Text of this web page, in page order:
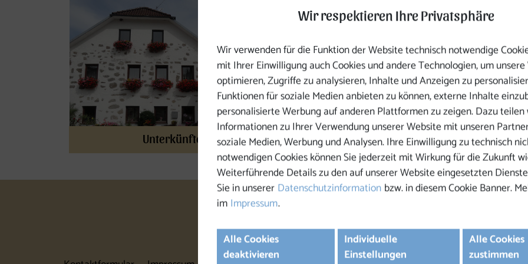
Gastbetriebe
Unterkünfte Gastronomie
auf Facebook
auf
Wir respektieren Ihre Privatsphäre
Wir verwenden für die Funktion der Website technisch notwendige
mit Ihrer Einwilligung auch Cookies und andere Technologien, um
optimieren, Zugriffe zu analysieren, Inhalte und Anzeigen zu
Funktionen für soziale Medien anbieten zu können, externe Inhalte
personalisierte Werbung auf anderen Plattformen zu zeigen. Dazu teilen
Informationen zu Ihrer Verwendung unserer Website mit unseren
soziale Medien, Werbung und Analysen. Ihre Einwilligung zu technisch
notwendigen Cookies können Sie jederzeit mit Wirkung für die Zukunft
Weiterführende Details zu den auf unserer Website eingesetzten
Sie in unserer Datenschutzinformation bzw. in diesem Cookie Banner.
im Impressum.
Alle Cookies
deaktivieren
Individuelle
Einstellungen
Alle Cookies
zustimmen